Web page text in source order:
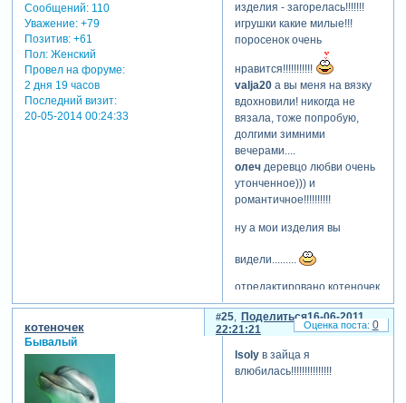
Сообщений:110
Уважение: +79
Позитив: +61
Пол:Женский
Провел на форуме:
2 дня 19 часов
Последний визит:
20-05-2014 00:24:33
изделия - загорелась!!!!!!!
игрушки какие милые!!!
поросенок очень
нравится!!!!!!!!!!!
valja20а вы меня на вязку
вдохновили! никогда не
вязала, тоже попробую,
долгими зимними
вечерами....
олечдеревцо любви очень
утонченное))) и
романтичное!!!!!!!!!!
ну а мои изделия вы
видели.........
отредактировано котеночек
(16-06-2011 22:19:55)
Поделиться
25
16-06-2011
22:21:21
котеночек
Бывалый
lsolyв зайца я
влюбилась!!!!!!!!!!!!!!!
0